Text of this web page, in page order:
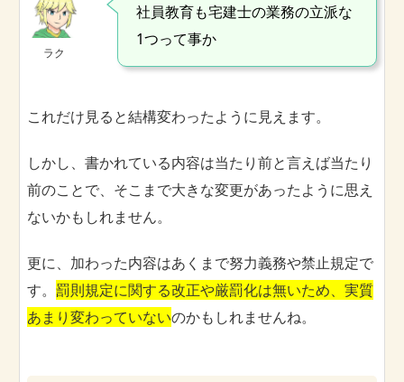
ラク
社員教育も宅建士の業務の立派な
1つって事か
これだけ見ると結構変わったように見えます。
しかし、書かれている内容は当たり前と言えば当たり
前のことで、そこまで大きな変更があったように思え
ないかもしれません。
更に、加わった内容はあくまで努力義務や禁止規定で
す。 罰則規定に関する改正や厳罰化は無いため、実質
あまり変わっていないのかもしれませんね。